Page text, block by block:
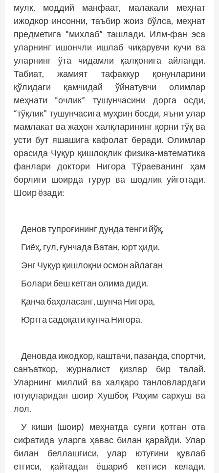
мулк, моддий манфаат, малакали меҳнат
ижодкор инсонни, таъбир жоиз бўлса, меҳнат
предметига “михлаб” ташлади. Илм-фан эса
уларнинг ишончли ишлаб чиқарувчи кучи ва
уларнинг ўта чидамли қалқонига айланди.
Табиат, жамият тафаккур қонунларини
қўлидаги қамчидай ўйнатувчи олимлар
меҳнати “очлик” тушунчасини дорга осди,
“тўқлик” тушунчасига муҳрин босди, яъни улар
мамлакат ва жаҳон халқларининг қорни тўқ ва
усти бут яшашига кафолат беради. Олимлар
орасида Чуқур қишлоқлик физика-математика
фанлари доктори Нигора Тўраеванинг ҳам
борлиги шоирда ғурур ва шодлик уйғотади.
Шоир ёзади:
Денов тупроғининг дунда тенги йўқ,
Гиёҳ, гул, ғунчада Ватан, юрт ҳиди.
Энг Чуқур қишлоқни осмон айлаган
Болари беш кетган олима диди.
Қанча баҳоласанг, шунча Нигора,
Юртга садоқати кунча Нигора.
Деновда ижодкор, каштачи, пазанда, спортчи,
санъаткор, журналист қизлар бир талай.
Уларнинг миллий ва халқаро танловлардаги
ютуқларидан шоир Хушбоқ Раҳим сархуш ва
лол.
У киши (шоир) меҳнатда суяги қотган ота
сифатида уларга ҳавас билан қарайди. Улар
билан беллашгиси, улар ютуғини қувлаб
етгиси, қайтадан ёшариб кетгиси келади.